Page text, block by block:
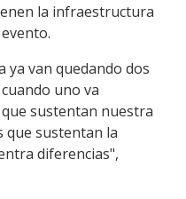
la infraestructura
ya van quedando dos
uno va
sustentan nuestra
que sustentan la
diferencias",